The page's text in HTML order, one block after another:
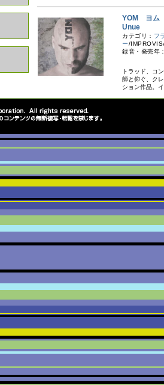
YOM ヨム
Unue
カテゴリ： フ
ー/
録音・発売年
トラッド、コ
師と仰ぐ、ク
ション作品。